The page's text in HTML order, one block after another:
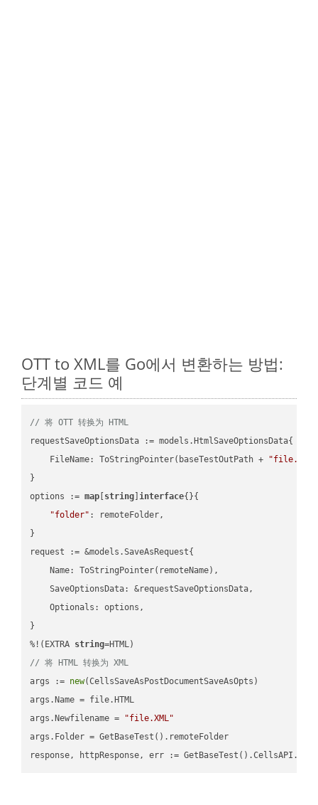
OTT to XML를 Go에서 변환하는 방법:
단계별 코드 예
// 将 OTT 转换为 HTML
requestSaveOptionsData := models.HtmlSaveOptionsData{
    FileName: ToStringPointer(baseTestOutPath +
"file.OTT"
}
options := map string ]interface{}{
"folder" : remoteFolder,
}
request := &models.SaveAsRequest{
    Name: ToStringPointer(remoteName),
    SaveOptionsData: &requestSaveOptionsData,
    Optionals: options,
}
%!(EXTRA string
// 将 HTML 转换为 XML
args := new(CellsSaveAsPostDocumentSaveAsOpts)
args.Name = file.HTML
args.Newfilename =
"file.XML"
args.Folder = GetBaseTest().remoteFolder